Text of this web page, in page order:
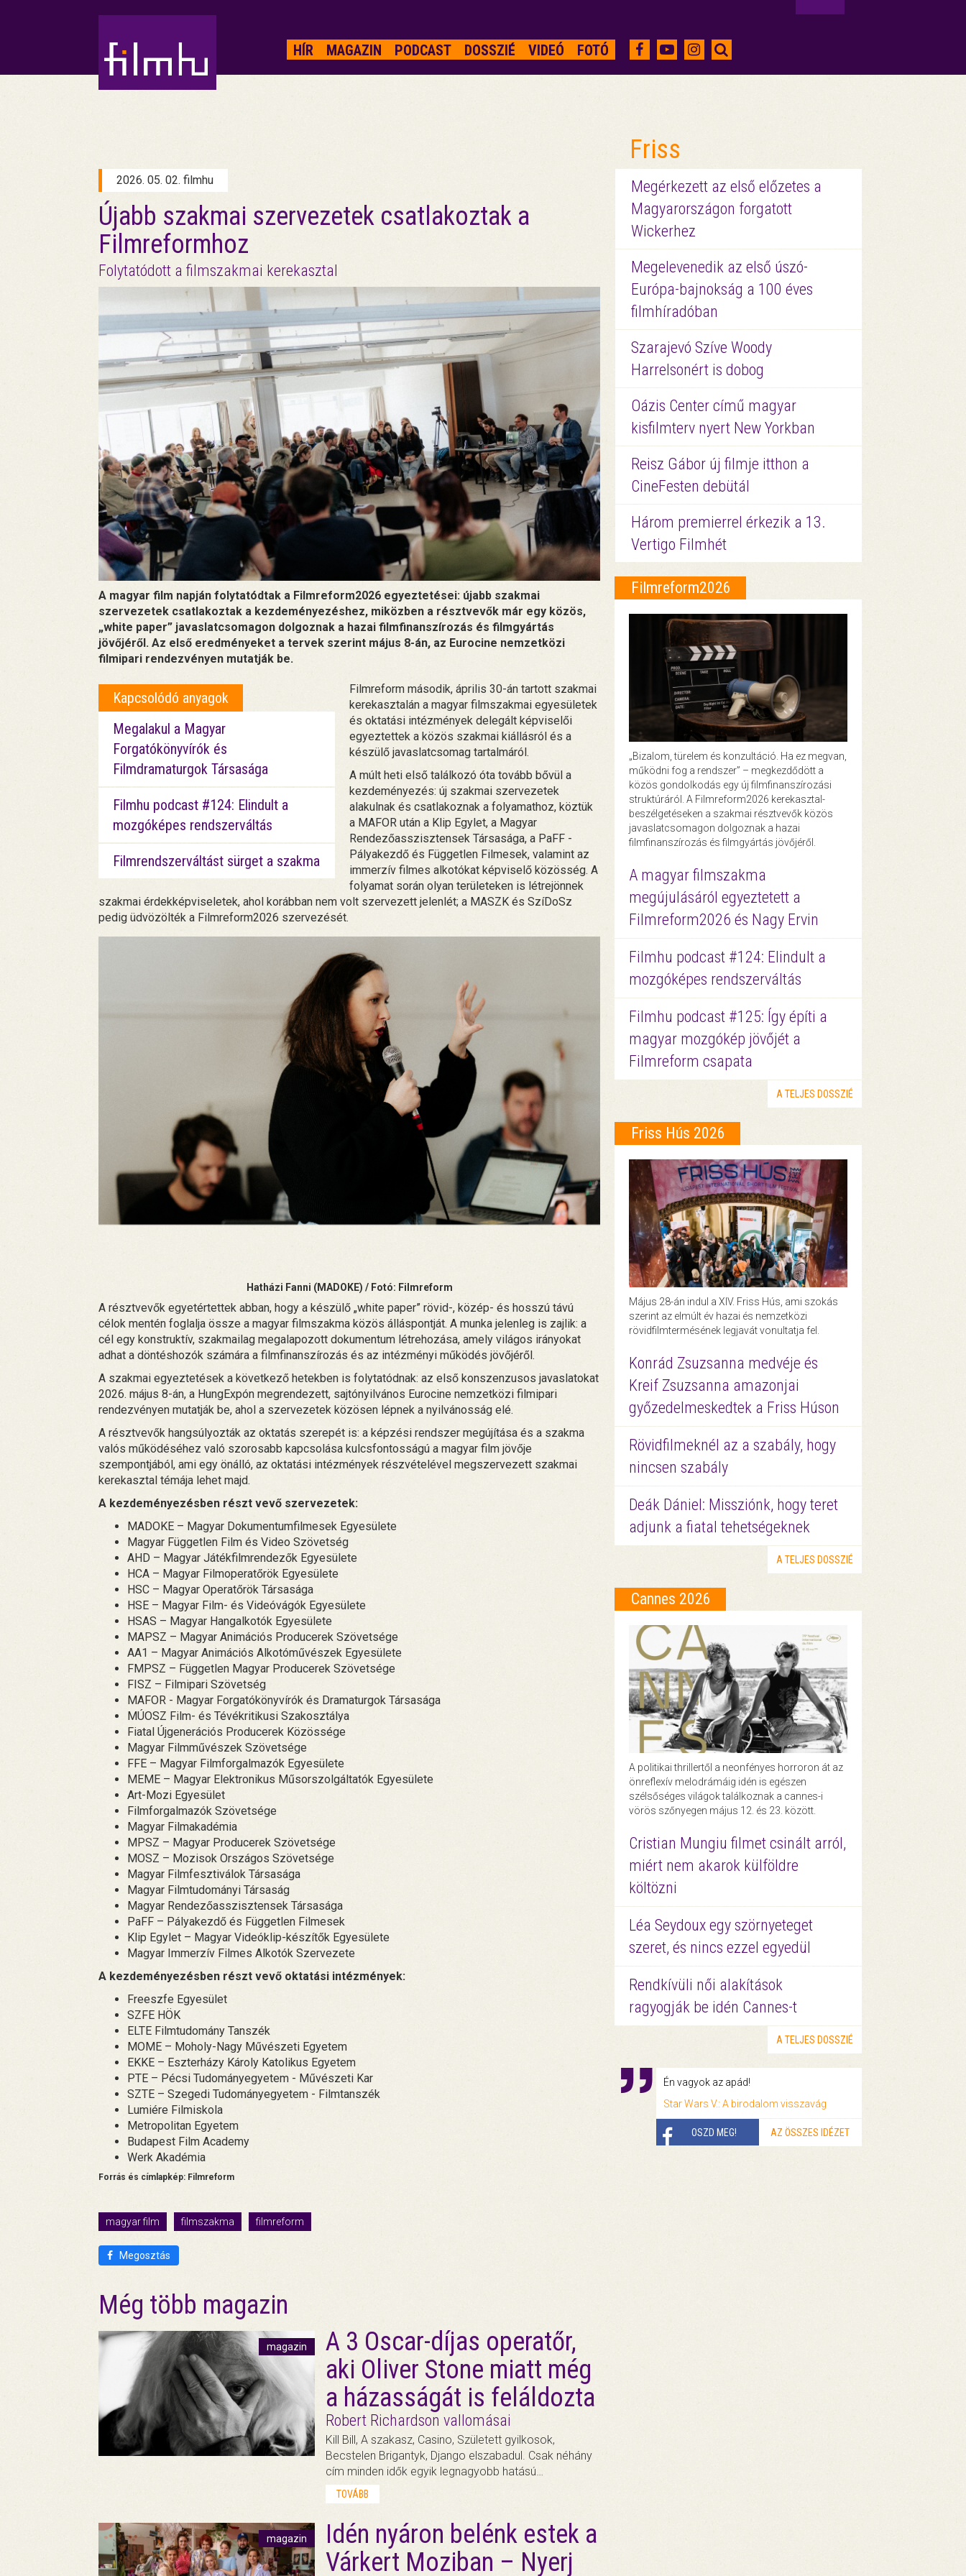
HÍR MAGAZIN PODCAST DOSSZIÉ VIDEÓ FOTÓ
2026. 05. 02. filmhu
Újabb szakmai szervezetek csatlakoztak a
Filmreformhoz
Folytatódott a filmszakmai kerekasztal
A magyar film napján folytatódtak a Filmreform2026 egyeztetései: újabb szakmai
szervezetek csatlakoztak a kezdeményezéshez, miközben a résztvevők már egy közös,
„white paper” javaslatcsomagon dolgoznak a hazai filmfinanszírozás és filmgyártás
jövőjéről. Az első eredményeket a tervek szerint május 8-án, az Eurocine nemzetközi
filmipari rendezvényen mutatják be.
Kapcsolódó anyagok
Megalakul a Magyar
Forgatókönyvírók és
Filmdramaturgok Társasága
Filmhu podcast #124: Elindult a
mozgóképes rendszerváltás
Filmrendszerváltást sürget a szakma
Filmreform második, április 30-án tartott szakmai
kerekasztalán a magyar filmszakmai egyesületek
és oktatási intézmények delegált képviselői
egyeztettek a közös szakmai kiállásról és a
készülő javaslatcsomag tartalmáról.
A múlt heti első találkozó óta tovább bővül a
kezdeményezés: új szakmai szervezetek
alakulnak és csatlakoznak a folyamathoz, köztük
a MAFOR után a Klip Egylet, a Magyar
Rendezőasszisztensek Társasága, a PaFF -
Pályakezdő és Független Filmesek, valamint az
immerzív filmes alkotókat képviselő közösség. A
folyamat során olyan területeken is létrejönnek
szakmai érdekképviseletek, ahol korábban nem volt szervezett jelenlét; a MASZK és SzíDoSz
pedig üdvözölték a Filmreform2026 szervezését.
Hatházi Fanni (MADOKE) / Fotó: Filmreform
A résztvevők egyetértettek abban, hogy a készülő „white paper” rövid-, közép- és hosszú távú
célok mentén foglalja össze a magyar filmszakma közös álláspontját. A munka jelenleg is zajlik: a
cél egy konstruktív, szakmailag megalapozott dokumentum létrehozása, amely világos irányokat
adhat a döntéshozók számára a filmfinanszírozás és az intézményi működés jövőjéről.
A szakmai egyeztetések a következő hetekben is folytatódnak: az első konszenzusos javaslatokat
2026. május 8-án, a HungExpón megrendezett, sajtónyilvános Eurocine nemzetközi filmipari
rendezvényen mutatják be, ahol a szervezetek közösen lépnek a nyilvánosság elé.
A résztvevők hangsúlyozták az oktatás szerepét is: a képzési rendszer megújítása és a szakma
valós működéséhez való szorosabb kapcsolása kulcsfontosságú a magyar film jövője
szempontjából, ami egy önálló, az oktatási intézmények részvételével megszervezett szakmai
kerekasztal témája lehet majd.
A kezdeményezésben részt vevő szervezetek:
MADOKE – Magyar Dokumentumfilmesek Egyesülete
Magyar Független Film és Video Szövetség
AHD – Magyar Játékfilmrendezők Egyesülete
HCA – Magyar Filmoperatőrök Egyesülete
HSC – Magyar Operatőrök Társasága
HSE – Magyar Film- és Videóvágók Egyesülete
HSAS – Magyar Hangalkotók Egyesülete
MAPSZ – Magyar Animációs Producerek Szövetsége
AA1 – Magyar Animációs Alkotóművészek Egyesülete
FMPSZ – Független Magyar Producerek Szövetsége
FISZ – Filmipari Szövetség
MAFOR - Magyar Forgatókönyvírók és Dramaturgok Társasága
MÚOSZ Film- és Tévékritikusi Szakosztálya
Fiatal Újgenerációs Producerek Közössége
Magyar Filmművészek Szövetsége
FFE – Magyar Filmforgalmazók Egyesülete
MEME – Magyar Elektronikus Műsorszolgáltatók Egyesülete
Art-Mozi Egyesület
Filmforgalmazók Szövetsége
Magyar Filmakadémia
MPSZ – Magyar Producerek Szövetsége
MOSZ – Mozisok Országos Szövetsége
Magyar Filmfesztiválok Társasága
Magyar Filmtudományi Társaság
Magyar Rendezőasszisztensek Társasága
PaFF – Pályakezdő és Független Filmesek
Klip Egylet – Magyar Videóklip-készítők Egyesülete
Magyar Immerzív Filmes Alkotók Szervezete
A kezdeményezésben részt vevő oktatási intézmények:
Freeszfe Egyesület
SZFE HÖK
ELTE Filmtudomány Tanszék
MOME – Moholy-Nagy Művészeti Egyetem
EKKE – Eszterházy Károly Katolikus Egyetem
PTE – Pécsi Tudományegyetem - Művészeti Kar
SZTE – Szegedi Tudományegyetem - Filmtanszék
Lumiére Filmiskola
Metropolitan Egyetem
Budapest Film Academy
Werk Akadémia
Forrás és címlapkép: Filmreform
magyar film filmszakma filmreform
Megosztás
Még több magazin
magazin
A 3 Oscar-díjas operatőr,
aki Oliver Stone miatt még
a házasságát is feláldozta
Robert Richardson vallomásai
Kill Bill, A szakasz, Casino, Született gyilkosok,
Becstelen Brigantyk, Django elszabadul. Csak néhány
cím minden idők egyik legnagyobb hatású…
TOVÁBB
magazin
Idén nyáron belénk estek a
Várkert Moziban – Nyerj
Friss
Megérkezett az első előzetes a
Magyarországon forgatott
Wickerhez
Megelevenedik az első úszó-
Európa-bajnokság a 100 éves
filmhíradóban
Szarajevó Szíve Woody
Harrelsonért is dobog
Oázis Center című magyar
kisfilmterv nyert New Yorkban
Reisz Gábor új filmje itthon a
CineFesten debütál
Három premierrel érkezik a 13.
Vertigo Filmhét
Filmreform2026
„Bizalom, türelem és konzultáció. Ha ez megvan,
működni fog a rendszer” – megkezdődött a
közös gondolkodás egy új filmfinanszírozási
struktúráról. A Filmreform2026 kerekasztal-
beszélgetéseken a szakmai résztvevők közös
javaslatcsomagon dolgoznak a hazai
filmfinanszírozás és filmgyártás jövőjéről.
A magyar filmszakma
megújulásáról egyeztetett a
Filmreform2026 és Nagy Ervin
Filmhu podcast #124: Elindult a
mozgóképes rendszerváltás
Filmhu podcast #125: Így építi a
magyar mozgókép jövőjét a
Filmreform csapata
A TELJES DOSSZIÉ
Friss Hús 2026
Május 28-án indul a XIV. Friss Hús, ami szokás
szerint az elmúlt év hazai és nemzetközi
rövidfilmtermésének legjavát vonultatja fel.
Konrád Zsuzsanna medvéje és
Kreif Zsuzsanna amazonjai
győzedelmeskedtek a Friss Húson
Rövidfilmeknél az a szabály, hogy
nincsen szabály
Deák Dániel: Missziónk, hogy teret
adjunk a fiatal tehetségeknek
A TELJES DOSSZIÉ
Cannes 2026
A politikai thrillertől a neonfényes horroron át az
önreflexív melodrámáig idén is egészen
szélsőséges világok találkoznak a cannes-i
vörös szőnyegen május 12. és 23. között.
Cristian Mungiu filmet csinált arról,
miért nem akarok külföldre
költözni
Léa Seydoux egy szörnyeteget
szeret, és nincs ezzel egyedül
Rendkívüli női alakítások
ragyogják be idén Cannes-t
A TELJES DOSSZIÉ
Én vagyok az apád!
Star Wars V.: A birodalom visszavág
OSZD MEG! AZ ÖSSZES IDÉZET